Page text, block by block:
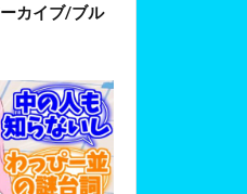
カイブ/ブル